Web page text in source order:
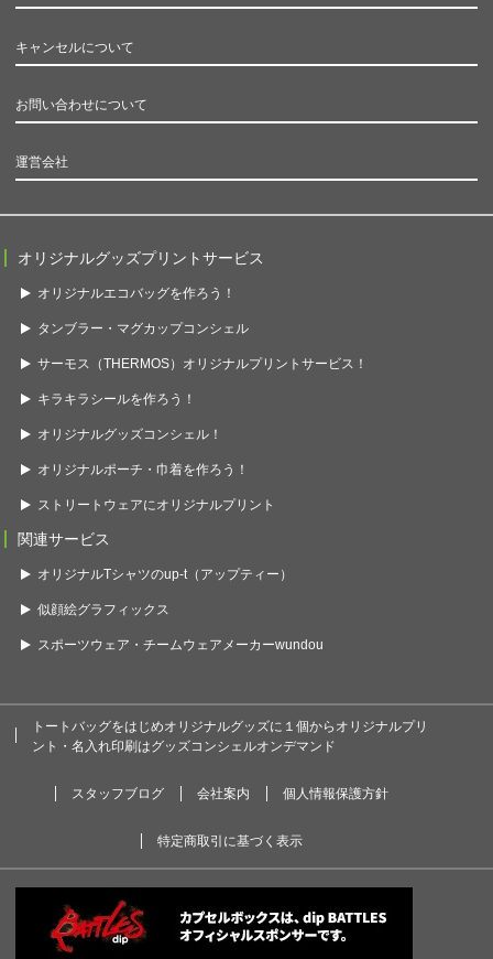
キャンセルについて
お問い合わせについて
運営会社
オリジナルグッズプリントサービス
オリジナルエコバッグを作ろう！
タンブラー・マグカップコンシェル
サーモス（THERMOS）オリジナルプリントサービス！
キラキラシールを作ろう！
オリジナルグッズコンシェル！
オリジナルポーチ・巾着を作ろう！
ストリートウェアにオリジナルプリント
関連サービス
オリジナルTシャツのup-t（アップティー）
似顔絵グラフィックス
スポーツウェア・チームウェアメーカーwundou
トートバッグをはじめオリジナルグッズに１個からオリジナルプリ
ント・名入れ印刷はグッズコンシェルオンデマンド
スタッフブログ 会社案内 個人情報保護方針
特定商取引に基づく表示